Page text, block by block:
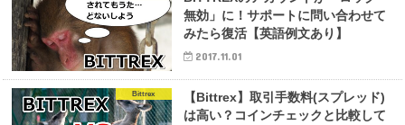
無効」に！サポートに問い合わせて
みたら復活【英語例文あり】
2017.11.01
Bittrex
【Bittrex】取引手数料(スプレッド)
は高い？コインチェックと比較して